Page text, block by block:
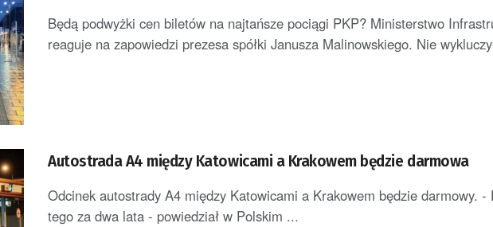
Będą podwyżki cen biletów na najtańsze pociągi PKP? Ministerstwo
reaguje na zapowiedzi prezesa spółki Janusza Malinowskiego. Nie
Autostrada A4 między Katowicami a Krakowem będzie darmowa
Odcinek autostrady A4 między Katowicami a Krakowem będzie darmowy. -
tego za dwa lata - powiedział w Polskim ...